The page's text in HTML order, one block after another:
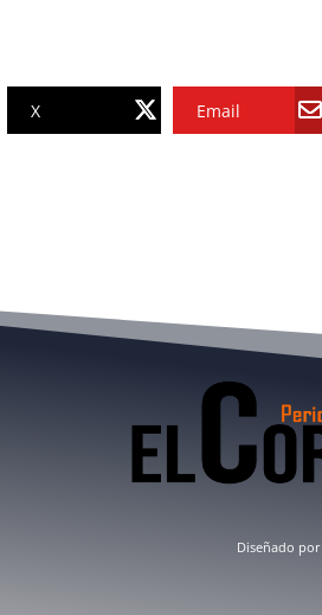
X Email
Diseñado por